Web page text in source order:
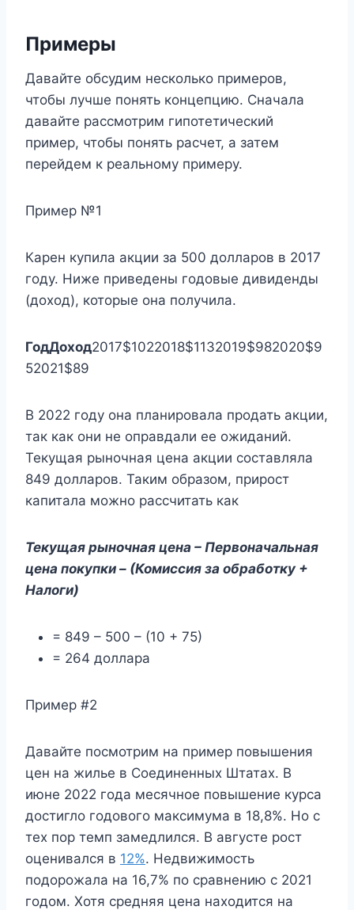
Примеры
Давайте обсудим несколько примеров,
чтобы лучше понять концепцию. Сначала
давайте рассмотрим гипотетический
пример, чтобы понять расчет, а затем
перейдем к реальному примеру.
Пример №1
Карен купила акции за 500 долларов в 2017
году. Ниже приведены годовые дивиденды
(доход), которые она получила.
ГодДоход2017$1022018$1132019$982020$9
52021$89
В 2022 году она планировала продать акции,
так как они не оправдали ее ожиданий.
Текущая рыночная цена акции составляла
849 долларов. Таким образом, прирост
капитала можно рассчитать как
Текущая рыночная цена – Первоначальная
цена покупки – (Комиссия за обработку +
Налоги)
= 849 – 500 – (10 + 75)
= 264 доллара
Пример #2
Давайте посмотрим на пример повышения
цен на жилье в Соединенных Штатах. В
июне 2022 года месячное повышение курса
достигло годового максимума в 18,8%. Но с
тех пор темп замедлился. В августе рост
оценивался в 12%. Недвижимость
подорожала на 16,7% по сравнению с 2021
годом. Хотя средняя цена находится на